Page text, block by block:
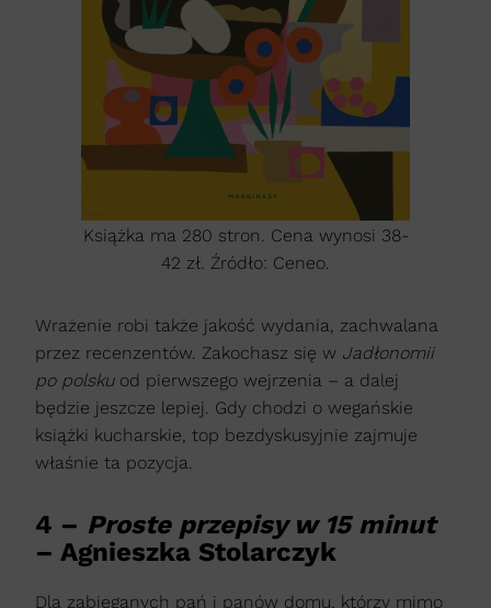
Książka ma 280 stron. Cena wynosi 38-
42 zł. Źródło: Ceneo.
Wrażenie robi także jakość wydania, zachwalana
przez recenzentów. Zakochasz się w Jadłonomii
po polsku od pierwszego wejrzenia – a dalej
będzie jeszcze lepiej. Gdy chodzi o wegańskie
książki kucharskie, top bezdyskusyjnie zajmuje
właśnie ta pozycja.
4 – Proste przepisy w 15 minut
– Agnieszka Stolarczyk
Dla zabieganych pań i panów domu, którzy mimo